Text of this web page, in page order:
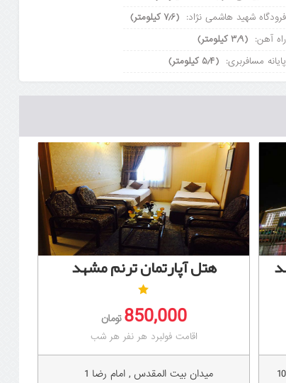
فرودگاه شهید هاشمی نژاد:(۷٫۶ کیلومتر)
راه آهن:(۳٫۹ کیلومتر)
مسافربری:(۵٫۴ کیلومتر)
هتل آپارتمان ترنم مشهد
850,000 تومان
اقامت فولبرد هر نفر هر شب
میدان بیت المقدس , امام رضا 1